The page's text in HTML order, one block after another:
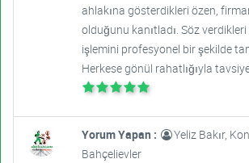
ahlakına gösterdikleri özen,
olduğunu kanıtladı. Söz
işlemini profesyonel bir şekilde
Herkese gönül rahatlığıyla
Yorum Yapan : Yeliz Bakır,
Bahçelievler